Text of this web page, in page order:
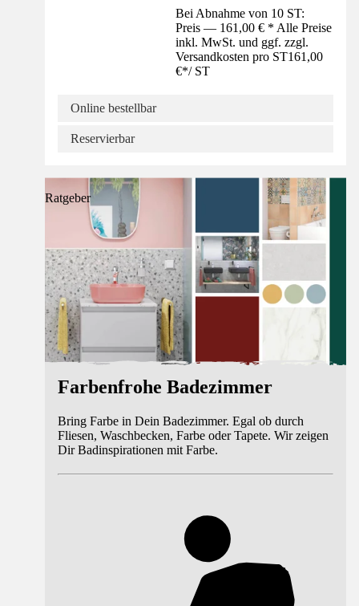
Bei Abnahme von 10 ST:
Preis — 161,00 € * Alle Preise
inkl. MwSt. und ggf. zzgl.
Versandkosten pro ST161,00
€*/ ST
Online bestellbar
Reservierbar
Ratgeber
Farbenfrohe Badezimmer
Bring Farbe in Dein Badezimmer. Egal ob durch
Fliesen, Waschbecken, Farbe oder Tapete. Wir zeigen
Dir Badinspirationen mit Farbe.